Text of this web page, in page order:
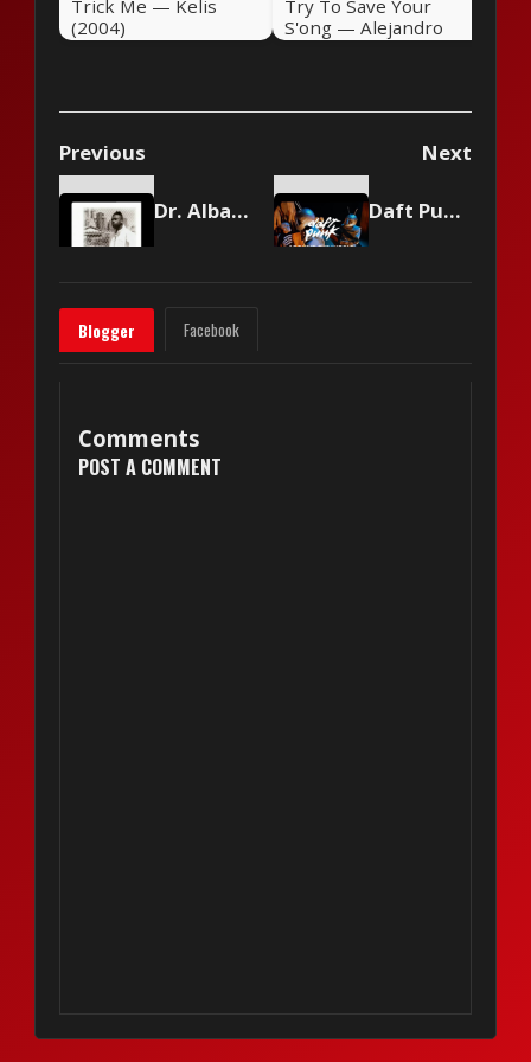
Trick Me — Kelis
(2004)
Try To Save Your
S'ong — Alejandro
Sanz (2004)
Previous Next
Dr. Alban - Away From Home Daft Punk - Around The World
Blogger Facebook
Comments
POST A COMMENT